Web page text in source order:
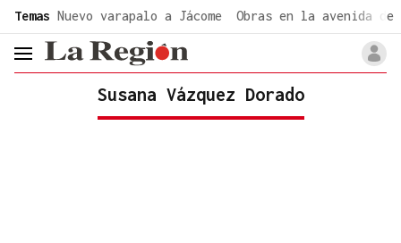
Temas Nuevo varapalo a Jácome Obras en la avenida de
header.menu.open
Susana Vázquez Dorado